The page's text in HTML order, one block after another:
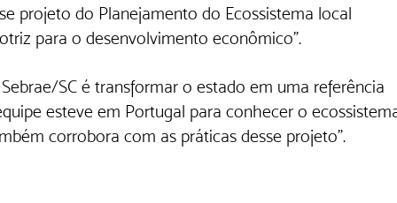
projeto do Planejamento do Ecossistema local
para o desenvolvimento econômico".
SC é transformar o estado em uma referência
esteve em Portugal para conhecer o
corrobora com as práticas desse projeto”.